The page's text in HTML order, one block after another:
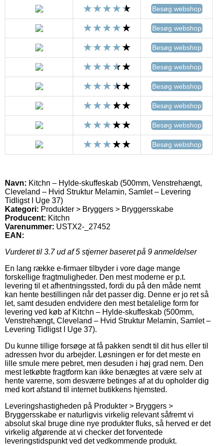
Besøg webshop
Besøg webshop
Besøg webshop
Besøg webshop
Besøg webshop
Besøg webshop
Besøg webshop
Besøg webshop
Navn: Kitchn – Hylde-skuffeskab (500mm, Venstrehængt,
Cleveland – Hvid Struktur Melamin, Samlet – Levering
Tidligst I Uge 37)
Kategori: Produkter > Bryggers > Bryggersskabe
Producent: Kitchn
Varenummer: USTX2-_27452
EAN:
Vurderet til 3.7ud af 5 stjerner baseret på 9 anmeldelser
En lang række e-firmaer tilbyder i vore dage mange
forskellige fragtmuligheder. Den mest moderne er p.t.
levering til et afhentningssted, fordi du på den måde nemt
kan hente bestillingen når det passer dig. Denne er jo ret så
let, samt desuden endvidere den mest betalelige form for
levering ved køb af Kitchn – Hylde-skuffeskab (500mm,
Venstrehængt, Cleveland – Hvid Struktur Melamin, Samlet –
Levering Tidligst I Uge 37).
Du kunne tillige forsøge at få pakken sendt til dit hus eller til
adressen hvor du arbejder. Løsningen er for det meste en
lille smule mere pebret, men desuden i høj grad nem. Den
mest letkøbte fragtform kan ikke benægtes at være selv at
hente varerne, som desværre betinges af at du opholder dig
med kort afstand til internet butikkens hjemsted.
Leveringshastigheden på Produkter > Bryggers >
Bryggersskabe er naturligvis virkelig relevant såfremt vi
absolut skal bruge dine nye produkter fluks, så herved er det
virkelig afgørende at vi checker det forventede
leveringstidspunkt ved det vedkommende produkt.